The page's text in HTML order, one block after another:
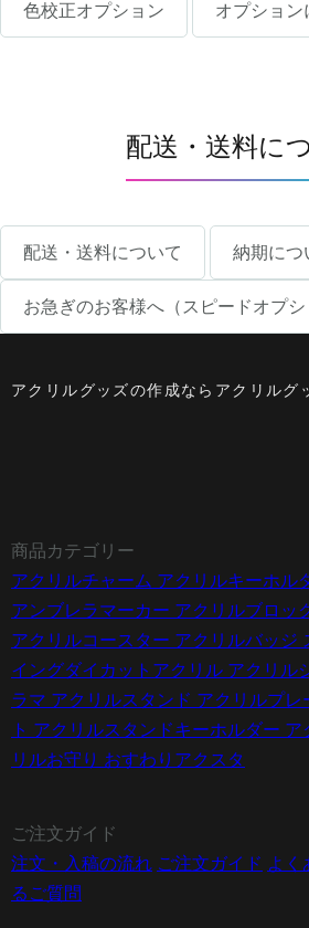
色校正オプション オプション
配送・送料に
配送・送料について 納期につ
お急ぎのお客様へ（スピードオプシ
アクリルグッズの作成ならアクリルグ
商品カテゴリー
アクリルチャーム アクリルキーホル
アンブレラマーカー アクリルブロッ
アクリルコースター アクリルバッジ
イングダイカットアクリル アクリル
ラマ アクリルスタンド アクリルプレ
ト アクリルスタンドキーホルダー ア
リルお守り おすわりアクスタ
ご注文ガイド
注文・入稿の流れ ご注文ガイド よく
るご質問